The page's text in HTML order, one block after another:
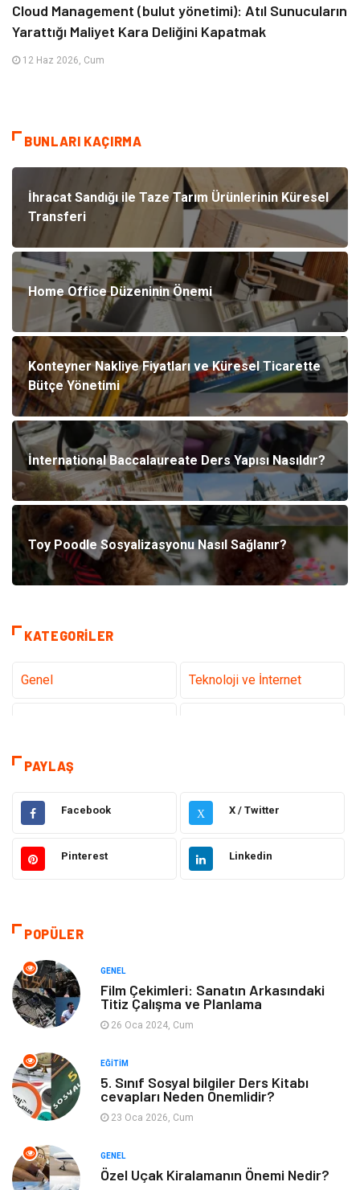
Cloud Management (bulut yönetimi): Atıl Sunucuların
Yarattığı Maliyet Kara Deliğini Kapatmak
12 Haz 2026, Cum
BUNLARI KAÇIRMA
İhracat Sandığı ile Taze Tarım Ürünlerinin Küresel
Transferi
Home Office Düzeninin Önemi
Konteyner Nakliye Fiyatları ve Küresel Ticarette
Bütçe Yönetimi
İnternational Baccalaureate Ders Yapısı Nasıldır?
Toy Poodle Sosyalizasyonu Nasıl Sağlanır?
KATEGORILER
Genel Teknoloji ve İnternet
Sağlık
Hukuk Dekorasyon
Elektrik & Elektronik Giyim
Eğitim ve Kariyer
Otomotiv
Makine Alışveriş
Keyif ve Hobi
Tatil Yeme İçme
Bilgisayar & Yazılım Spor
PAYLAŞ
Facebook X X / Twitter
Pinterest Linkedin
POPÜLER
GENEL
Film Çekimleri: Sanatın Arkasındaki
Titiz Çalışma ve Planlama
26 Oca 2024, Cum
EĞITIM
5. Sınıf Sosyal bilgiler Ders Kitabı
cevapları Neden Önemlidir?
23 Oca 2026, Cum
GENEL
Özel Uçak Kiralamanın Önemi Nedir?